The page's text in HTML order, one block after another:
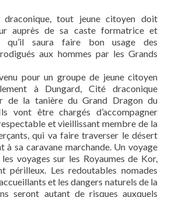
draconique, tout jeune citoyen doit
auprès de sa caste formatrice et
qu’il saura faire bon usage des
aux hommes par les Grands
pour un groupe de jeune citoyen
à Dungard, Cité draconique
de la tanière du Grand Dragon du
vont être chargés d’accompagner
et vieillissant membre de la
qui va faire traverser le désert
à sa caravane marchande. Un voyage
voyages sur les Royaumes de Kor,
périlleux. Les redoutables nomades
et les dangers naturels de la
seront autant de risques auxquels